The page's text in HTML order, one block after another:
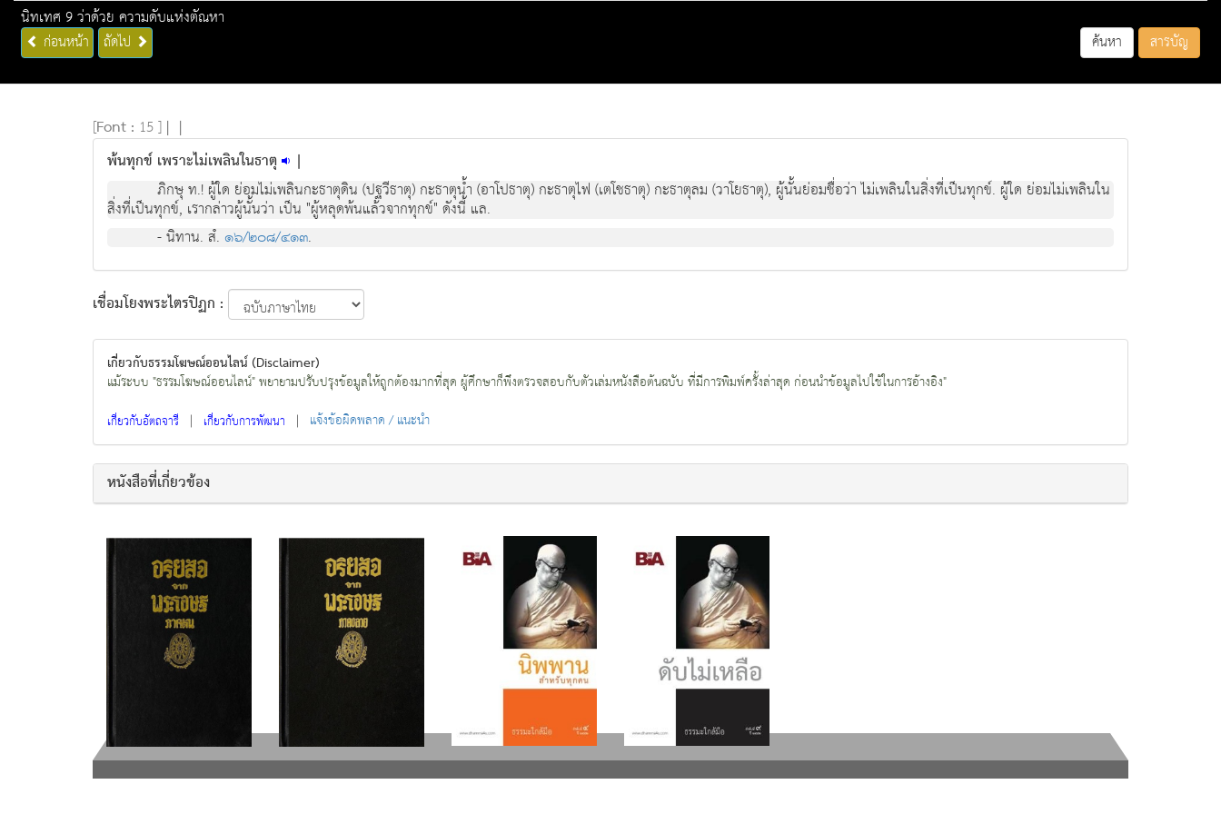
นิทเทศ 9 ว่าด้วย ความดับแห่งตัณหา
ก่อนหน้า ถัดไป ค้นหา สารบัญ
[Font : 15 ] | |
พ้นทุกข์ เพราะไม่เพลินในธาตุ |
ภิกษุ ท.! ผู้ใด ย่อมไม่เพลินกะธาตุดิน (ปฐวีธาตุ) กะธาตุน้ำ (อาโปธาตุ) กะธาตุไฟ (เตโชธาตุ) กะธาตุลม (วาโยธาตุ), ผู้นั้นย่อมชื่อว่า ไม่เพลินในสิ่งที่เป็นทุกข์. ผู้ใด ย่อมไม่เพลินใน
สิ่งที่เป็นทุกข์, เรากล่าวผู้นั้นว่า เป็น "ผู้หลุดพ้นแล้วจากทุกข์" ดังนี้ แล.
- นิทาน. สํ.๑๖/๒๐๘/๔๑๓.
เชื่อมโยงพระไตรปิฏก :
เกี่ยวกับธรรมโฆษณ์ออนไลน์ (Disclaimer)
แม้ระบบ "ธรรมโฆษณ์ออนไลน์" พยายามปรับปรุงข้อมูลให้ถูกต้องมากที่สุด ผู้ศึกษาก็พึงตรวจสอบกับตัวเล่มหนังสือต้นฉบับ ที่มีการพิมพ์ครั้งล่าสุด ก่อนนำข้อมูลไปใช้ในการอ้างอิง"
เกี่ยวกับอัตถจารี | เกี่ยวกับการพัฒนา | แจ้งข้อผิดพลาด / แนะนำ
หนังสือที่เกี่ยวข้อง